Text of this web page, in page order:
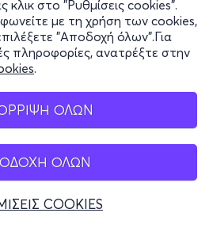
κλικ στο "Ρυθμίσεις cookies".
με τη χρήση των cookies,
"Αποδοχή όλων".Για
πληροφορίες, ανατρέξτε στην
.
ΟΛΩΝ
ΟΛΩΝ
COOKIES